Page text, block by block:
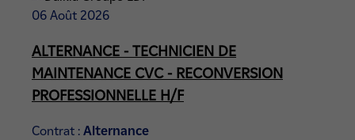
06 Août 2026
ALTERNANCE - TECHNICIEN DE
MAINTENANCE CVC - RECONVERSION
PROFESSIONNELLE H/F
Contrat : Alternance